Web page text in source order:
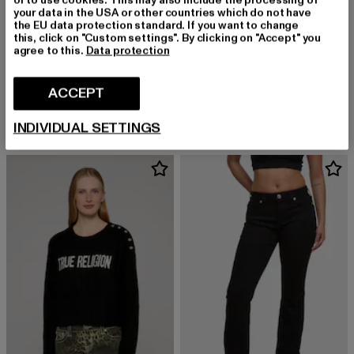
TRUE RELIGION
EUR 104,39
Derzeitiger Preis: EUR 104,39
your data in the USA or other countries which do not have
the EU data protection standard. If you want to change
this, click on "Custom settings". By clicking on "Accept" you
agree to this. Data protection
ACCEPT
INDIVIDUAL SETTINGS